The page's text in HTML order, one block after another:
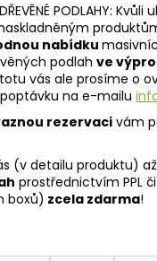
PODLAHY:
nabídku
podlah ve
vás ale prosíme o
na e-mailu
rezervaci vám
(v detailu produktu) až
prostřednictvím PPL
boxů) zcela zdarma!